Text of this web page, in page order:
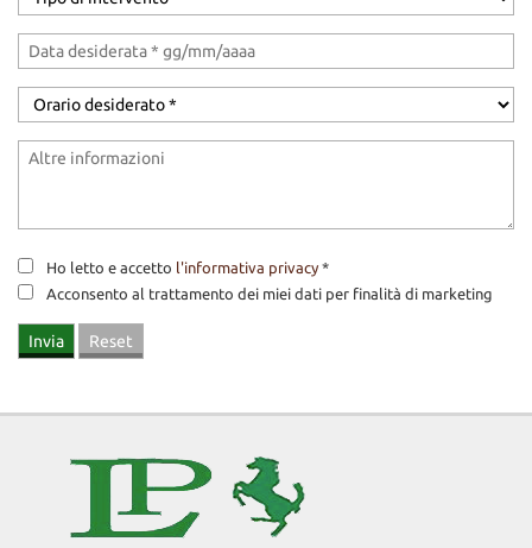
Ho letto e accetto l'informativa privacy *
Acconsento al trattamento dei miei dati per finalità di marketing